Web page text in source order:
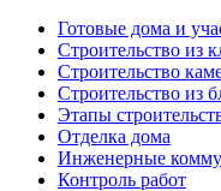
Готовые дома и
Строительство из
Строительство
Строительство из
Этапы
Отделка дома
Инженерные
Контроль работ